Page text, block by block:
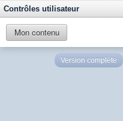
Contrôles utilisateur
Mon contenu
Version complète